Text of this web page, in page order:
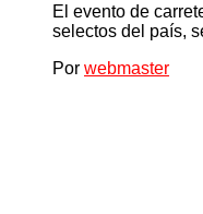
El evento de
selectos del país,
Por webmaster